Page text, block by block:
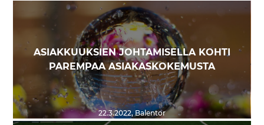
ASIAKKUUKSIEN JOHTAMISELLA KOHTI
PAREMPAA ASIAKASKOKEMUSTA
22.3.2022,Balentor